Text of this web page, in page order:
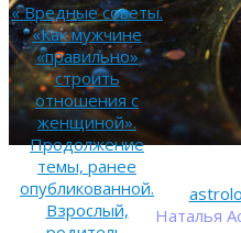
Наталья
«Вредные советы.
«Как мужчине
«правильно»
строить
отношения с
женщиной».
Продолжение
темы, ранее
опубликованной.
Взрослый,